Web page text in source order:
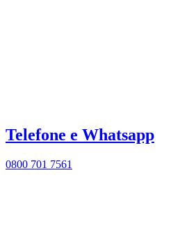
Telefone e Whatsapp
0800 701 7561